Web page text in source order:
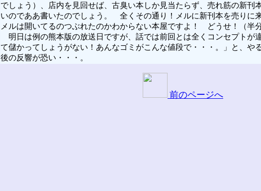
でしょう）、店内を見回せば、古臭い本しか見当たらず、売れ筋の新刊
いのでああ書いたのでしょう。 全くその通り！メルに新刊本を売りに
メルは開いてるのつぶれたのかわからない本屋ですよ！ どうせ！（半
明日は例の熊本版の放送日ですが、話では前回とは全くコンセプトが
て儲かってしょうがない！あんなゴミがこんな値段で・・・。」と、
後の反響が恐い・・・。
前のページへ